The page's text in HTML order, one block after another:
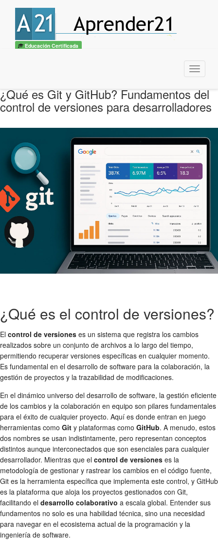
Educación Certificada
Menu
¿Qué es Git y GitHub? Fundamentos del
control de versiones para desarrolladores
¿Qué es el control de versiones?
El control de versiones es un sistema que registra los cambios
realizados sobre un conjunto de archivos a lo largo del tiempo,
permitiendo recuperar versiones específicas en cualquier momento.
Es fundamental en el desarrollo de software para la colaboración, la
gestión de proyectos y la trazabilidad de modificaciones.
En el dinámico universo del desarrollo de software, la gestión eficiente
de los cambios y la colaboración en equipo son pilares fundamentales
para el éxito de cualquier proyecto. Aquí es donde entran en juego
herramientas como Git y plataformas como GitHub. A menudo, estos
dos nombres se usan indistintamente, pero representan conceptos
distintos aunque interconectados que son esenciales para cualquier
desarrollador. Mientras que el control de versiones es la
metodología de gestionar y rastrear los cambios en el código fuente,
Git es la herramienta específica que implementa este control, y GitHub
es la plataforma que aloja los proyectos gestionados con Git,
facilitando el desarrollo colaborativo a escala global. Entender sus
fundamentos no solo es una habilidad técnica, sino una necesidad
para navegar en el ecosistema actual de la programación y la
ingeniería de software.